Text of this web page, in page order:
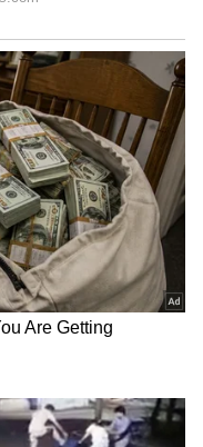
ಮಾರಾಟವನ್ನು
ಮಾರಾಟ ಸೇವೆಗಳ
ಮತ್ತು
ನಾವು ಗಮನ
ಎಂದು ಅತುಲ್